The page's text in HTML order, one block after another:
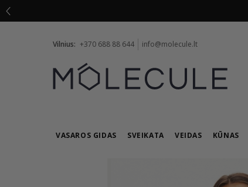
Vilnius: +370 688 88 644 info@molecule.lt
VASAROS GIDAS SVEIKATA VEIDAS KŪNAS